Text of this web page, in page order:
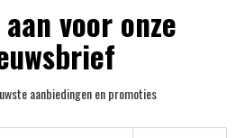
voor onze
aanbiedingen en promoties